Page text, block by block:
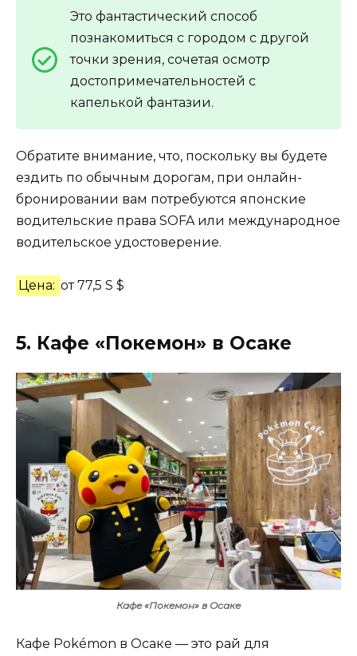
Это фантастический способ
познакомиться с городом с другой
точки зрения, сочетая осмотр
достопримечательностей с
капелькой фантазии.
Обратите внимание, что, поскольку вы будете
ездить по обычным дорогам, при онлайн-
бронировании вам потребуются японские
водительские права SOFA или международное
водительское удостоверение.
Цена: от 77,5 S $
5. Кафе «Покемон» в Осаке
Кафе «Покемон» в Осаке
Кафе Pokémon в Осаке — это рай для